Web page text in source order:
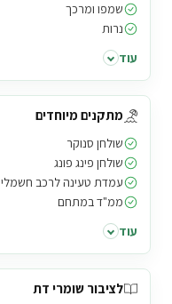
שמפו ומרכך
נרות
עוד
מתקנים מיוחדים
שולחן סנוקר
שולחן פינג פונג
עמדת טעינה לרכב חשמלי
ממ"ד במתחם
עוד
לציבור שומרי דת